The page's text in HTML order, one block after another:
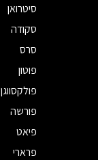
סיטרואן
סקודה
סרס
פוטון
פולקסווגן
פורשה
פיאט
פרארי